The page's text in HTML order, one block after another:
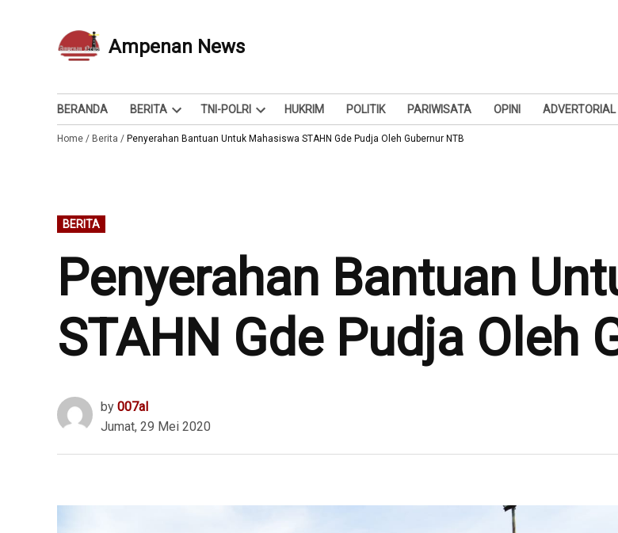
Ampenan News
Berita dan Info
BERANDA BERITA
Open
dropdown
TNI-POLRI
Open
dropdown
HUKRIM POLITIK PARIWISATA OPINI ADVERTORIAL
Home / Berita / Penyerahan Bantuan Untuk Mahasiswa STAHN Gde Pudja Oleh Gubernur NTB
POSTED
IN
BERITA
Penyerahan Bantuan
STAHN Gde Pudja Oleh
by 007al
Jumat, 29 Mei 2020